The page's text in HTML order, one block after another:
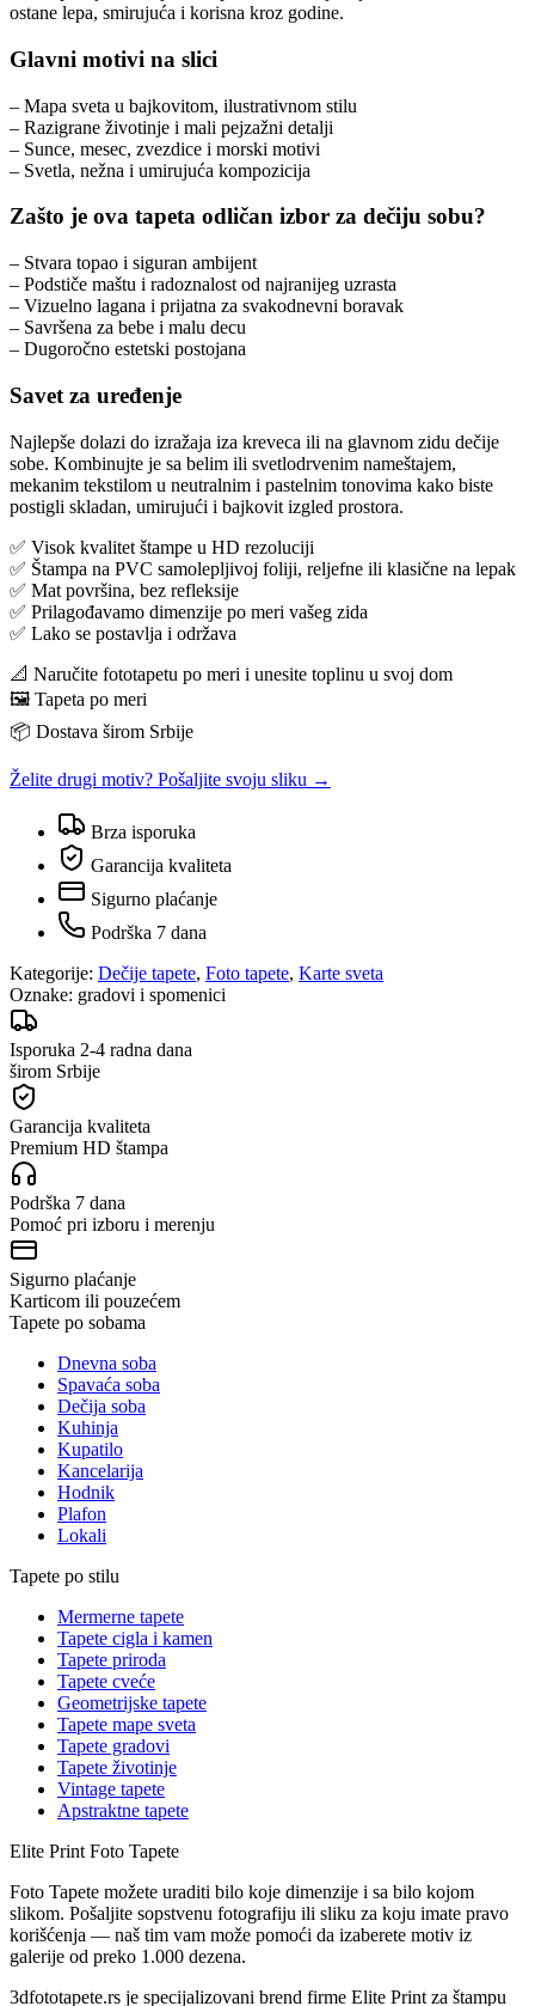
ostane lepa, smirujuća i korisna kroz godine.
Glavni motivi na slici
– Mapa sveta u bajkovitom, ilustrativnom stilu
– Razigrane životinje i mali pejzažni detalji
– Sunce, mesec, zvezdice i morski motivi
– Svetla, nežna i umirujuća kompozicija
Zašto je ova tapeta odličan izbor za dečiju sobu?
– Stvara topao i siguran ambijent
– Podstiče maštu i radoznalost od najranijeg uzrasta
– Vizuelno lagana i prijatna za svakodnevni boravak
– Savršena za bebe i malu decu
– Dugoročno estetski postojana
Savet za uređenje
Najlepše dolazi do izražaja iza kreveca ili na glavnom zidu dečije
sobe. Kombinujte je sa belim ili svetlodrvenim nameštajem,
mekanim tekstilom u neutralnim i pastelnim tonovima kako biste
postigli skladan, umirujući i bajkovit izgled prostora.
✅ Visok kvalitet štampe u HD rezoluciji
✅ Štampa na PVC samolepljivoj foliji, reljefne ili klasične na lepak
✅ Mat površina, bez refleksije
✅ Prilagođavamo dimenzije po meri vašeg zida
✅ Lako se postavlja i održava
📐 Naručite fototapetu po meri i unesite toplinu u svoj dom
🖼️ Tapeta po meri
📦 Dostava širom Srbije
Želite drugi motiv? Pošaljite svoju sliku →
Brza isporuka
Garancija kvaliteta
Sigurno plaćanje
Podrška 7 dana
Kategorije: Dečije tapete, Foto tapete, Karte sveta
Oznake: gradovi i spomenici
Isporuka 2-4 radna dana
širom Srbije
Garancija kvaliteta
Premium HD štampa
Podrška 7 dana
Pomoć pri izboru i merenju
Sigurno plaćanje
Karticom ili pouzećem
Tapete po sobama
Dnevna soba
Spavaća soba
Dečija soba
Kuhinja
Kupatilo
Kancelarija
Hodnik
Plafon
Lokali
Tapete po stilu
Mermerne tapete
Tapete cigla i kamen
Tapete priroda
Tapete cveće
Geometrijske tapete
Tapete mape sveta
Tapete gradovi
Tapete životinje
Vintage tapete
Apstraktne tapete
Elite Print Foto Tapete
Foto Tapete možete uraditi bilo koje dimenzije i sa bilo kojom
slikom. Pošaljite sopstvenu fotografiju ili sliku za koju imate pravo
korišćenja — naš tim vam može pomoći da izaberete motiv iz
galerije od preko 1.000 dezena.
3dfototapete.rs je specijalizovani brend firme Elite Print za štampu